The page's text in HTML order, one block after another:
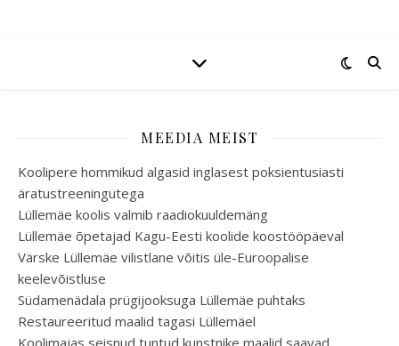
MEEDIA MEIST
Koolipere hommikud algasid inglasest poksientusiasti
äratustreeningutega
Lüllemäe koolis valmib raadiokuuldemäng
Lüllemäe õpetajad Kagu-Eesti koolide koostööpäeval
Värske Lüllemäe vilistlane võitis üle-Euroopalise
keelevõistluse
Südamenädala prügijooksuga Lüllemäe puhtaks
Restaureeritud maalid tagasi Lüllemäel
Koolimajas seisnud tuntud kunstnike maalid saavad